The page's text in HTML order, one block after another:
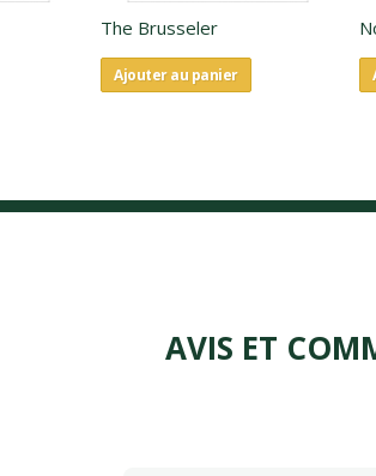
The Brusseler
Ajouter au panier
AVIS ET